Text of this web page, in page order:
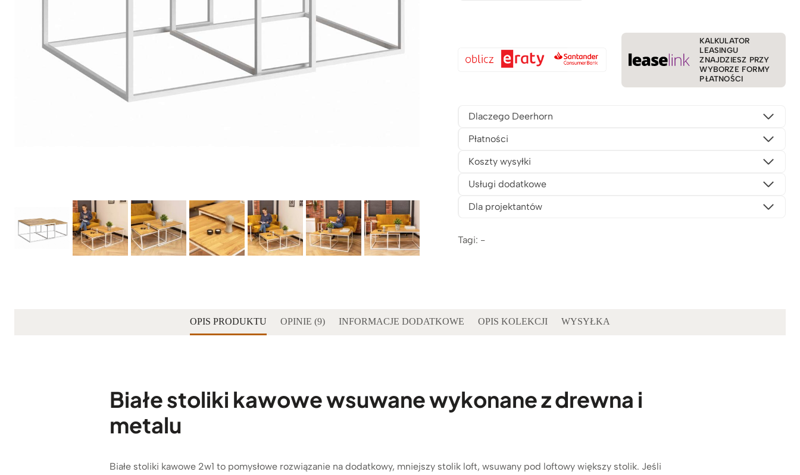
KALKULATOR
LEASINGU
ZNAJDZIESZ PRZY
WYBORZE FORMY
PŁATNOŚCI
Dlaczego Deerhorn
Płatności
Koszty wysyłki
Usługi dodatkowe
Dla projektantów
Tagi: -
OPIS PRODUKTU OPINIE (9) INFORMACJE DODATKOWE OPIS KOLEKCJI WYSYŁKA
Białe stoliki kawowe wsuwane wykonane z drewna i
metalu
Białe stoliki kawowe 2w1 to pomysłowe rozwiązanie na dodatkowy, mniejszy stolik loft, wsuwany pod loftowy większy stolik. Jeśli